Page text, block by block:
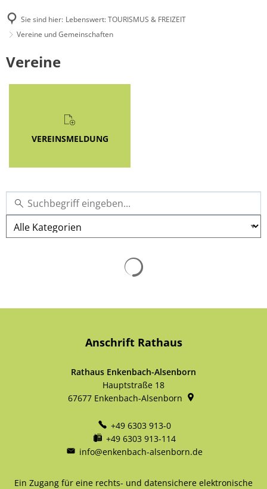
Sie sind hier: Lebenswert: TOURISMUS & FREIZEIT
Vereine und Gemeinschaften
Vereine
und
Vereine
VEREINSMELDUNG
Kategorie
Anschrift Rathaus
Rathaus Enkenbach-Alsenborn
Hauptstraße 18
67677 Enkenbach-Alsenborn
+49 6303 913-0
+49 6303 913-114
info@enkenbach-alsenborn.de
Ein Zugang für eine rechts- und datensichere elektronische